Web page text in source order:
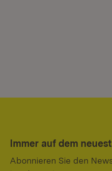
Immer auf dem
Abonnieren Sie den